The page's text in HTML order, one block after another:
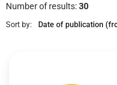
Number of results: 30
Sort by: